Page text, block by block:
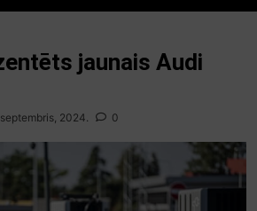
jaunais Audi
2024. 0